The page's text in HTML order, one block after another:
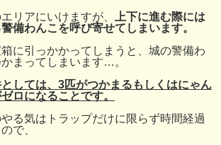
リアにいけますが、
上下に進む際には
備わんこを呼び寄せてしまいます。
箱に引っかかってしまうと、城の警備わ
まってしまいます…。
しては、3匹がつかまるもしくはにゃん
ロになることです。
る気はトラップだけに限らず時間経過
で、